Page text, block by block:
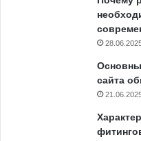
сайта